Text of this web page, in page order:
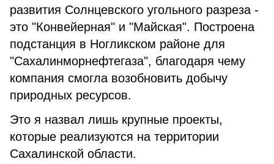
развития Солнцевского угольного разреза -
это "Конвейерная" и "Майская". Построена
подстанция в Ногликском районе для
"Сахалинморнефтегаза", благодаря чему
компания смогла возобновить добычу
природных ресурсов.
Это я назвал лишь крупные проекты,
которые реализуются на территории
Сахалинской области.